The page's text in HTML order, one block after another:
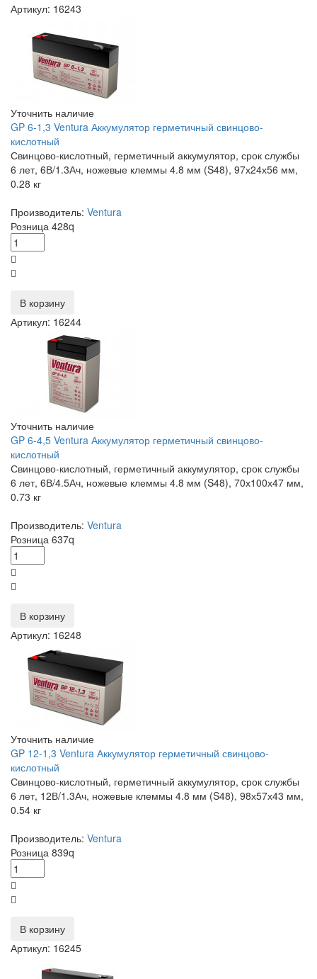
Артикул: 16243
Уточнить наличие
GP 6-1,3 Ventura Аккумулятор герметичный свинцово-
кислотный
Свинцово-кислотный, герметичный аккумулятор, срок службы
6 лет, 6В/1.3Ач, ножевые клеммы 4.8 мм (S48), 97х24х56 мм,
0.28 кг
Производитель: Ventura
Розница 428q
В корзину
Артикул: 16244
Уточнить наличие
GP 6-4,5 Ventura Аккумулятор герметичный свинцово-
кислотный
Свинцово-кислотный, герметичный аккумулятор, срок службы
6 лет, 6В/4.5Ач, ножевые клеммы 4.8 мм (S48), 70х100х47 мм,
0.73 кг
Производитель: Ventura
Розница 637q
В корзину
Артикул: 16248
Уточнить наличие
GP 12-1,3 Ventura Аккумулятор герметичный свинцово-
кислотный
Свинцово-кислотный, герметичный аккумулятор, срок службы
6 лет, 12В/1.3Ач, ножевые клеммы 4.8 мм (S48), 98х57х43 мм,
0.54 кг
Производитель: Ventura
Розница 839q
В корзину
Артикул: 16245